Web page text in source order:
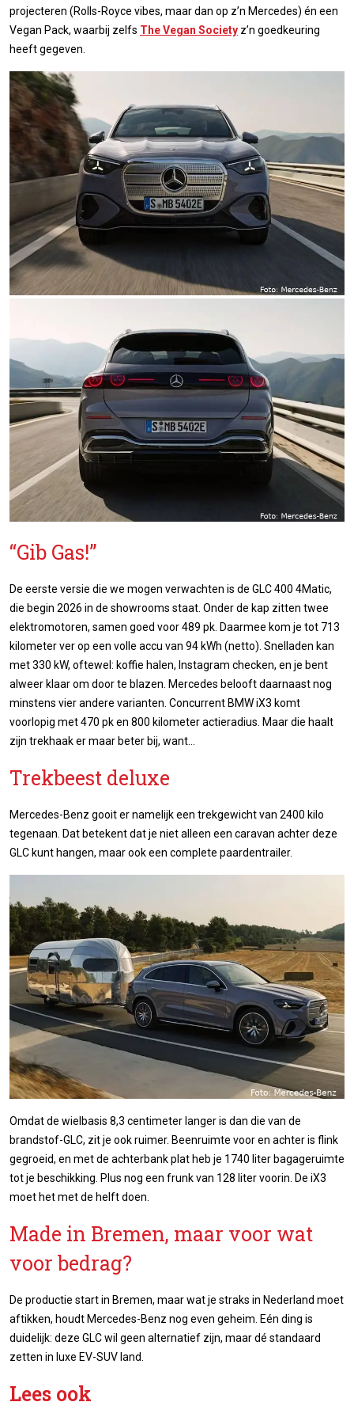
projecteren (Rolls-Royce vibes, maar dan op z’n Mercedes) én een
Vegan Pack, waarbij zelfs The Vegan Society z’n goedkeuring
heeft gegeven.
“Gib Gas!”
De eerste versie die we mogen verwachten is de GLC 400 4Matic,
die begin 2026 in de showrooms staat. Onder de kap zitten twee
elektromotoren, samen goed voor 489 pk. Daarmee kom je tot 713
kilometer ver op een volle accu van 94 kWh (netto). Snelladen kan
met 330 kW, oftewel: koffie halen, Instagram checken, en je bent
alweer klaar om door te blazen. Mercedes belooft daarnaast nog
minstens vier andere varianten. Concurrent BMW iX3 komt
voorlopig met 470 pk en 800 kilometer actieradius. Maar die haalt
zijn trekhaak er maar beter bij, want…
Trekbeest deluxe
Mercedes-Benz gooit er namelijk een trekgewicht van 2400 kilo
tegenaan. Dat betekent dat je niet alleen een caravan achter deze
GLC kunt hangen, maar ook een complete paardentrailer.
Omdat de wielbasis 8,3 centimeter langer is dan die van de
brandstof-GLC, zit je ook ruimer. Beenruimte voor en achter is flink
gegroeid, en met de achterbank plat heb je 1740 liter bagageruimte
tot je beschikking. Plus nog een frunk van 128 liter voorin. De iX3
moet het met de helft doen.
Made in Bremen, maar voor wat
voor bedrag?
De productie start in Bremen, maar wat je straks in Nederland moet
aftikken, houdt Mercedes-Benz nog even geheim. Eén ding is
duidelijk: deze GLC wil geen alternatief zijn, maar dé standaard
zetten in luxe EV-SUV land.
Lees ook